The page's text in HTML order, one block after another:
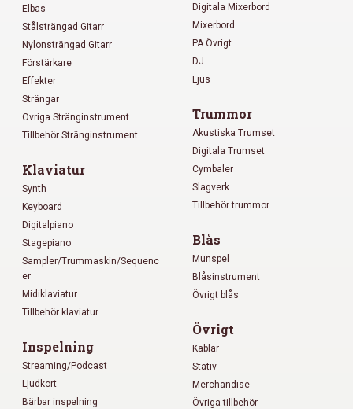
Elbas
Stålsträngad Gitarr
Nylonsträngad Gitarr
Förstärkare
Effekter
Strängar
Övriga Stränginstrument
Tillbehör Stränginstrument
Klaviatur
Synth
Keyboard
Digitalpiano
Stagepiano
Sampler/Trummaskin/Sequenc
er
Midiklaviatur
Tillbehör klaviatur
Inspelning
Streaming/Podcast
Ljudkort
Bärbar inspelning
Digitala Mixerbord
Mixerbord
PA Övrigt
DJ
Ljus
Trummor
Akustiska Trumset
Digitala Trumset
Cymbaler
Slagverk
Tillbehör trummor
Blås
Munspel
Blåsinstrument
Övrigt blås
Övrigt
Kablar
Stativ
Merchandise
Övriga tillbehör